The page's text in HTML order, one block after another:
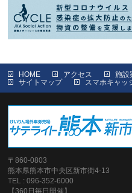
HOME アクセス 施設
サイトマップ
スマホキャッ
〒860-0803
熊本県熊本市中央区新市街4-13
TEL : 096-352-6000
【360日毎日開催】